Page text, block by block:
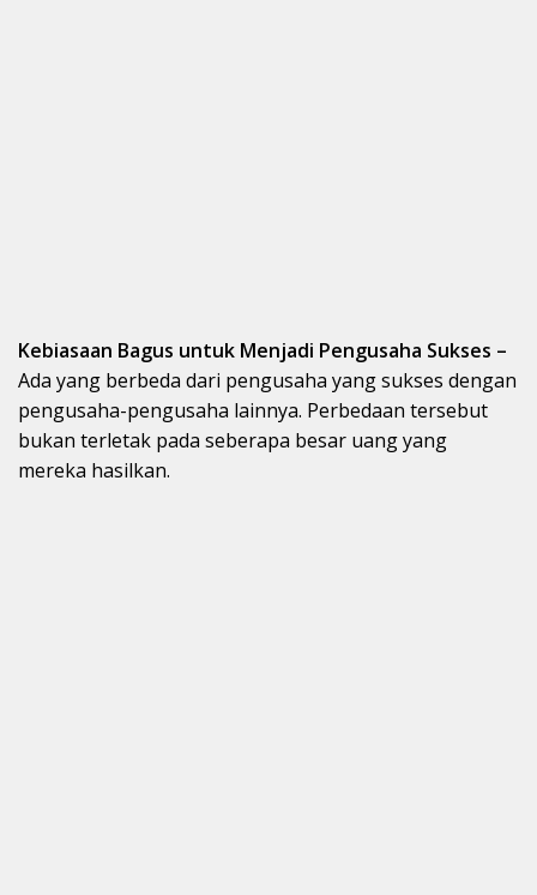
Kebiasaan Bagus untuk Menjadi Pengusaha Sukses –
Ada yang berbeda dari pengusaha yang sukses dengan
pengusaha-pengusaha lainnya. Perbedaan tersebut
bukan terletak pada seberapa besar uang yang
mereka hasilkan.